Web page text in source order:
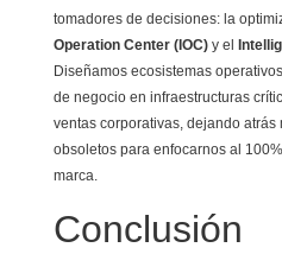
tomadores de decisiones: la
Operation Center (IOC)y el
Diseñamos ecosistemas
de negocio en infraestructuras
ventas corporativas, dejando
obsoletos para enfocarnos al
marca.
Conclusión